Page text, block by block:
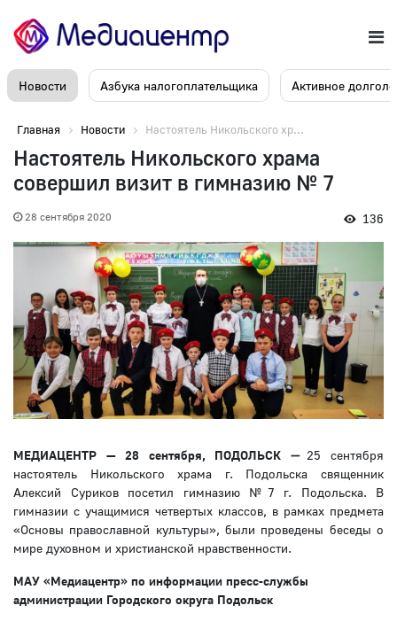
Новости Азбука налогоплательщика Активное
Главная Новости Настоятель Никольского хр...
Настоятель Никольского храма
совершил визит в гимназию № 7
28 сентября 2020 136
МЕДИАЦЕНТР — 28 сентября, ПОДОЛЬСК — 25 сентября
настоятель Никольского храма г. Подольска священник
Алексий Суриков посетил гимназию №7 г. Подольска. В
гимназии с учащимися четвертых классов, в рамках предмета
«Основы православной культуры», были проведены беседы о
мире духовном и христианской нравственности.
МАУ «Медиацентр» по информации пресс-службы
администрации Городского округа Подольск